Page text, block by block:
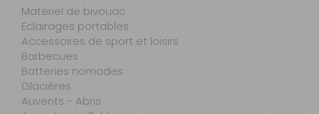
Matériel de bivouac
Eclairages portables
Accessoires de sport et loisirs
Barbecues
Batteries nomades
Glacières
Auvents - Abris